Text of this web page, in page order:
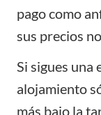
pago como
sus precios
Si sigues una
alojamiento
más bajo la